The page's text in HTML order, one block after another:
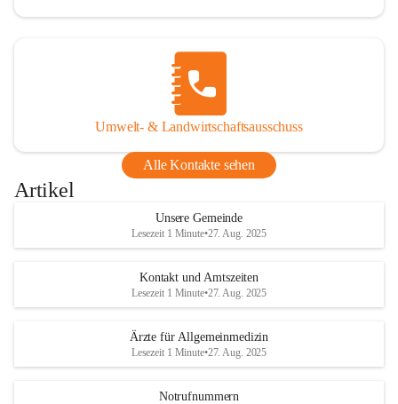
Umwelt- & Landwirtschaftsausschuss
Alle Kontakte sehen
Artikel
Unsere Gemeinde
Lesezeit 1 Minute•27. Aug. 2025
Kontakt und Amtszeiten
Lesezeit 1 Minute•27. Aug. 2025
Ärzte für Allgemeinmedizin
Lesezeit 1 Minute•27. Aug. 2025
Notrufnummern